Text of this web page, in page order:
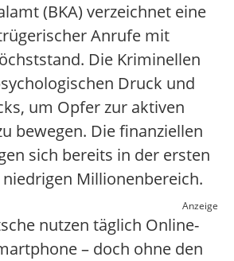
(BKA) verzeichnet eine
Anrufe mit
Die Kriminellen
Druck und
um Opfer zur aktiven
bewegen. Die finanziellen
sich bereits in der ersten
Millionenbereich.
Anzeige
nutzen täglich Online-
– doch ohne den